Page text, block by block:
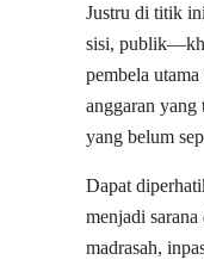
Justru di titik
sisi,
pembela
anggaran yang
yang belum
Dapat
menjadi
madrasah,